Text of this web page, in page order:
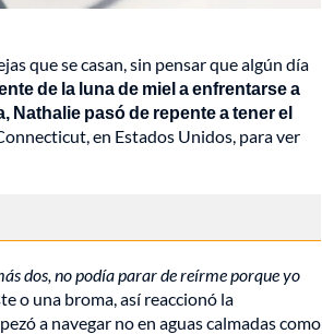
que se casan, sin pensar que algún día
de la luna de miel a enfrentarse a
Nathalie pasó de repente a tener el
en Estados Unidos, para ver
dos, no podía parar de reírme porque yo
o una broma, así reaccionó la
a navegar no en aguas calmadas como